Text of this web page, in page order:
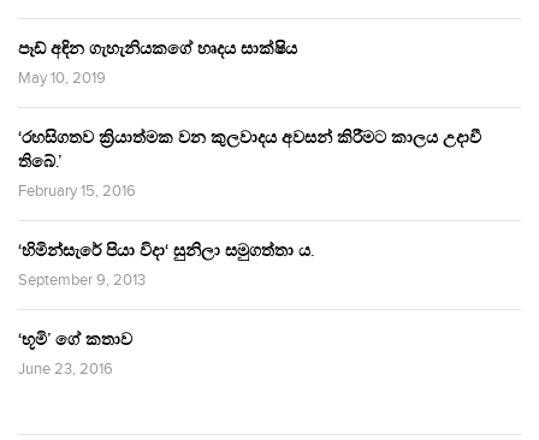
පෑඩ් අඳින ගැහැනියකගේ හෘදය සාක්ෂිය
May 10, 2019
‘රහසිගතව ක්‍රියාත්මක වන කුලවාදය අවසන් කිරීමට කාලය උදාවී
තිබේ.’
February 15, 2016
‘හිමින්සැරේ පියා විදා‘ සුනිලා සමුගත්තා ය.
September 9, 2013
‘භූමි’ ගේ කතාව
June 23, 2016